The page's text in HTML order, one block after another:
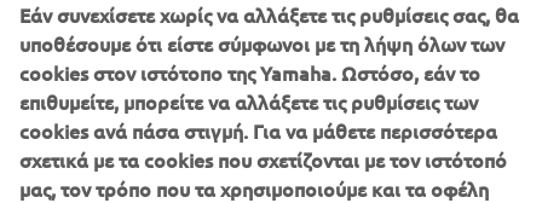
μηχανική υψηλής ακρίβειας. Οι καθαρές γραμμές, η
στιβαρή κατασκευή και οι σπορ γάστρες Supersport
προσφέρουν την εμπειρία μιας ισορροπημένης,
ελεγχόμενης και άκρως δυναμικής ημερήσιας εξόρμησης
στο νερό.. Σχεδιασμένα για λάτρεις του ήλιου, άλλα και
για παράκτιες κρουαζιέρες και σύνδεση με άλλους
φίλους των σκαφών αναψυχής, τα μοντέλα Sterk Yachts
Εάν συνεχίσετε χωρίς να αλλάξετε τις ρυθμίσεις σας, θα
υποθέσουμε ότι είστε σύμφωνοι με τη λήψη όλων των
cookies στον ιστότοπο της Yamaha. Ωστόσο, εάν το
επιθυμείτε, μπορείτε να αλλάξετε τις ρυθμίσεις των
cookies ανά πάσα στιγμή. Για να μάθετε περισσότερα
σχετικά με τα cookies που σχετίζονται με τον ιστότοπό
μας, τον τρόπο που τα χρησιμοποιούμε και τα οφέλη